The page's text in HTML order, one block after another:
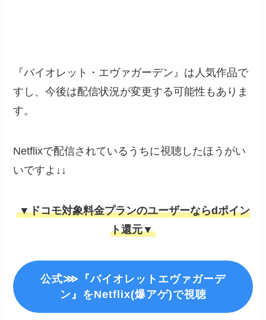
『バイオレット・エヴァガーデン』は人気作品で
すし、今後は配信状況が変更する可能性もありま
す。
Netflixで配信されているうちに視聴したほうがい
いですよ↓↓
▼ドコモ対象料金プランのユーザーならdポイン
ト還元▼
公式⋙『バイオレットエヴァガーデ
ン』をNetflix(爆アゲ)で視聴